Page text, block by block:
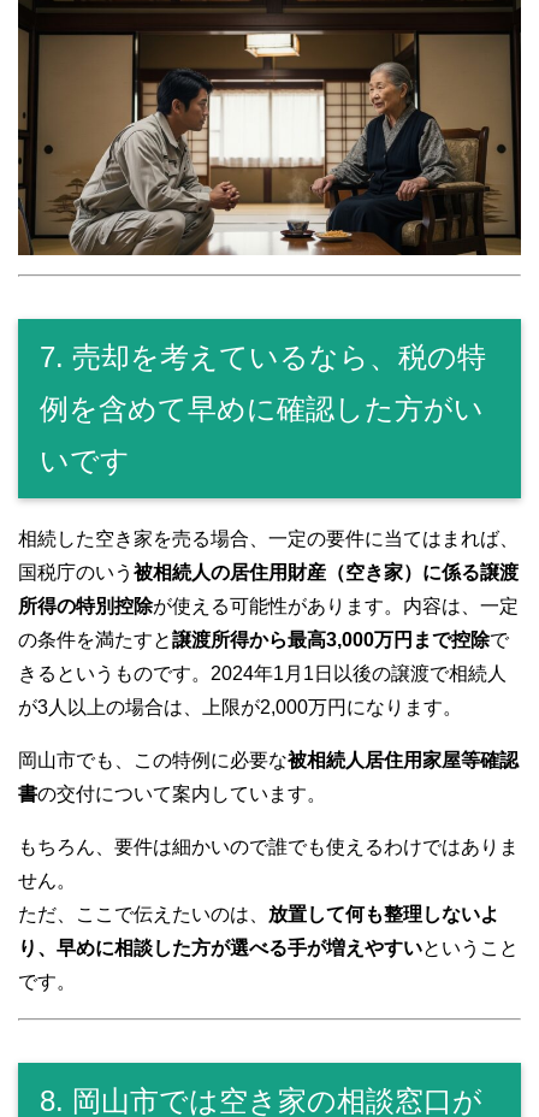
7. 売却を考えているなら、税の特
例を含めて早めに確認した方がい
いです
相続した空き家を売る場合、一定の要件に当てはまれば、
国税庁のいう 被相続人の居住用財産（空き家）に係る譲渡
所得の特別控除が使える可能性があります。内容は、一定
の条件を満たすと譲渡所得から最高3,000万円まで控除で
きるというものです。2024年1月1日以後の譲渡で相続人
が3人以上の場合は、上限が2,000万円になります。
岡山市でも、この特例に必要な被相続人居住用家屋等確認
書の交付について案内しています。
もちろん、要件は細かいので誰でも使えるわけではありま
せん。
ただ、ここで伝えたいのは、 放置して何も整理しないよ
り、早めに相談した方が選べる手が増えやすいということ
です。
8. 岡山市では空き家の相談窓口が